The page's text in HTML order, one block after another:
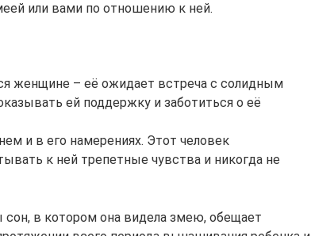
или вами по отношению к ней.
женщине – её ожидает встреча с солидным
ей поддержку и заботиться о её
и в его намерениях. Этот человек
к ней трепетные чувства и никогда не
в котором она видела змею, обещает